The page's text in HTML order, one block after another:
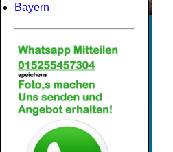
Bayern